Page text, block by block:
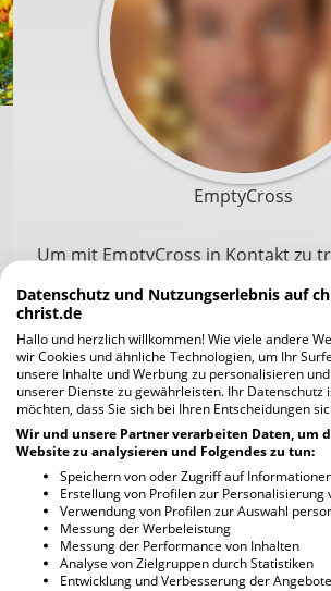
EmptyCross
Um mit EmptyCross in Kontakt zu
registrieren. Die Anmeldung geht
unverbindlich und kostenlos.
Jetzt kostenlos
Ich habe bereits einen
Datenschutz und Nutzungserlebnis auf
christ.de
Hallo und herzlich willkommen! Wie viele andere
wir Cookies und ähnliche Technologien, um Ihr
unsere Inhalte und Werbung zu personalisieren
unserer Dienste zu gewährleisten. Ihr Datenschutz
möchten, dass Sie sich bei Ihren Entscheidungen
Wir und unsere Partner verarbeiten Daten, um
Website zu analysieren und Folgendes zu tun:
Speichern von oder Zugriff auf
Erstellung von Profilen zur Personalisierung
Verwendung von Profilen zur Auswahl
Messung der Werbeleistung
Messung der Performance von Inhalten
Analyse von Zielgruppen durch Statistiken
Entwicklung und Verbesserung der Angebote